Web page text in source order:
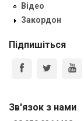
Відео
Закордон
Підпишіться
Зв'язок з нами